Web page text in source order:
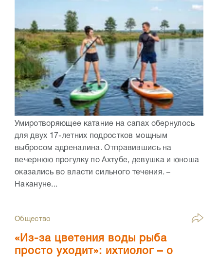
Умиротворяющее катание на сапах обернулось
для двух 17-летних подростков мощным
выбросом адреналина. Отправившись на
вечернюю прогулку по Ахтубе, девушка и юноша
оказались во власти сильного течения. –
Накануне...
Общество
«Из-за цветения воды рыба
просто уходит»: ихтиолог – о